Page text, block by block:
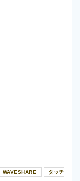
WAVESHARE タッチ